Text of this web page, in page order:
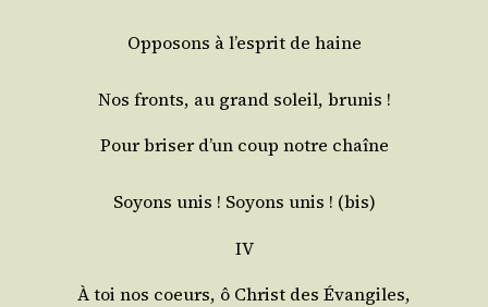
Oppo­sons à l’es­prit de haine
Nos fronts, au grand soleil, brunis !
Pour bri­ser d’un coup notre chaîne
Soyons unis ! Soyons unis ! (bis)
IV
À toi nos coeurs, ô Christ des Évangiles,